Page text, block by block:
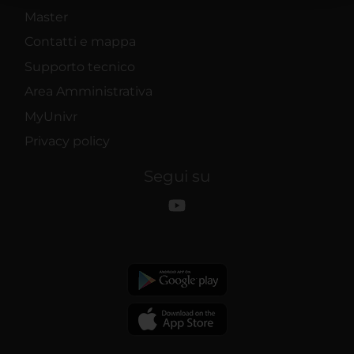
raccolto dal tuo utilizzo dei loro servizi.
Master
Contatti e mappa
Supporto tecnico
Area Amministrativa
MyUnivr
Privacy policy
Segui su